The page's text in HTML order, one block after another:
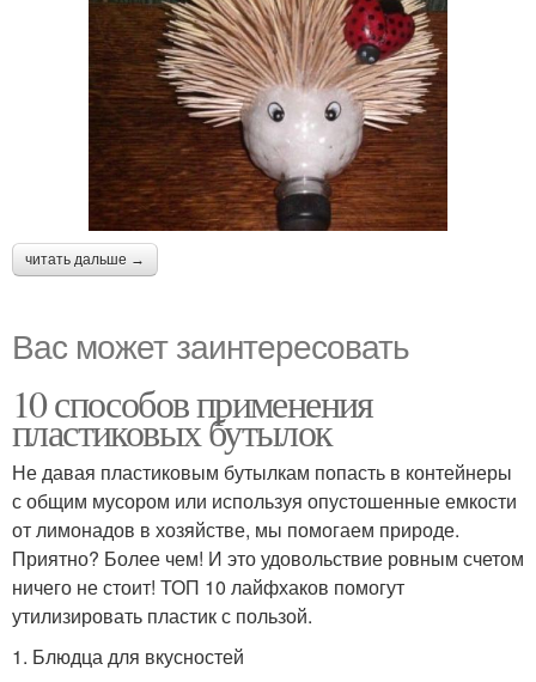
читать дальше →
Вас может заинтересовать
10 способов применения
пластиковых бутылок
Не давая пластиковым бутылкам попасть в контейнеры
с общим мусором или используя опустошенные емкости
от лимонадов в хозяйстве, мы помогаем природе.
Приятно? Более чем! И это удовольствие ровным счетом
ничего не стоит! ТОП 10 лайфхаков помогут
утилизировать пластик с пользой.
1. Блюдца для вкусностей